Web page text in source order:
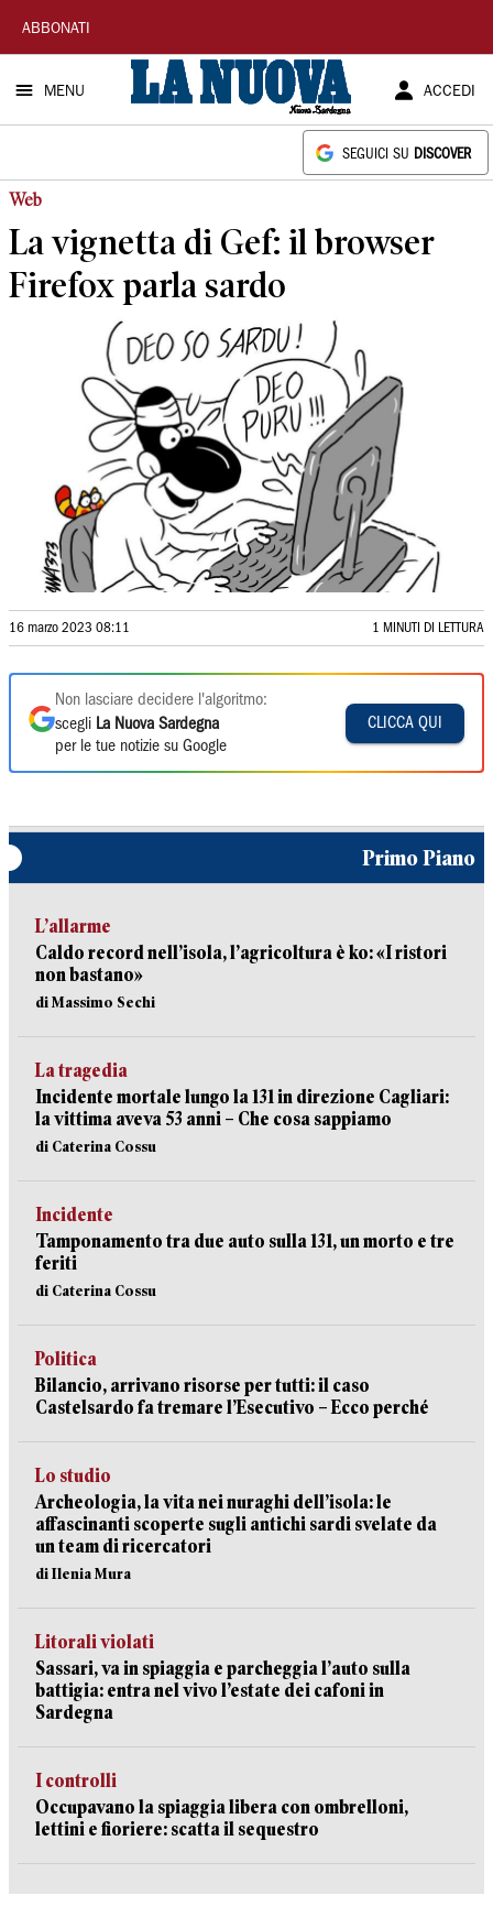
La
Nuova
Sardegna
ABBONATI
MENU ACCEDI
SEGUICI SU DISCOVER
Web
La vignetta di Gef: il browser
Firefox parla sardo
16 marzo 2023 08:11 1 MINUTI DI LETTURA
Non lasciare decidere l'algoritmo:
scegli La Nuova Sardegna
per le tue notizie su Google
CLICCA QUI
Primo Piano
L’allarme
Caldo record nell’isola, l’agricoltura è ko: «I ristori
non bastano»
di Massimo Sechi
La tragedia
Incidente mortale lungo la 131 in direzione Cagliari:
la vittima aveva 53 anni – Che cosa sappiamo
di Caterina Cossu
Incidente
Tamponamento tra due auto sulla 131, un morto e tre
feriti
di Caterina Cossu
Politica
Bilancio, arrivano risorse per tutti: il caso
Castelsardo fa tremare l’Esecutivo – Ecco perché
Lo studio
Archeologia, la vita nei nuraghi dell’isola: le
affascinanti scoperte sugli antichi sardi svelate da
un team di ricercatori
di Ilenia Mura
Litorali violati
Sassari, va in spiaggia e parcheggia l’auto sulla
battigia: entra nel vivo l’estate dei cafoni in
Sardegna
I controlli
Occupavano la spiaggia libera con ombrelloni,
lettini e fioriere: scatta il sequestro